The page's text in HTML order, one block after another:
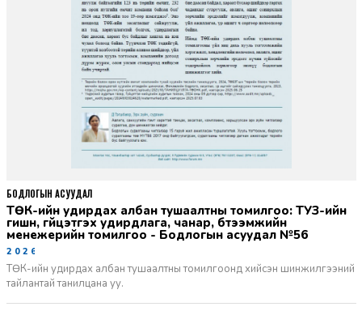
ТӨК-ийн удирдах албан тушаалтны томилгоо: ТУЗ-ийн
гишүүн, гүйцэтгэх удирдлага, чанар, бүтээмжийн
менежерийн томилгоо - Бодлогын асуудал №56
2026-06-02
ТӨК-ийн удирдах албан тушаалтны томилгоонд хийсэн шинжилгээний
тайлантай танилцана уу.
БОДЛОГЫН АСУУДАЛ